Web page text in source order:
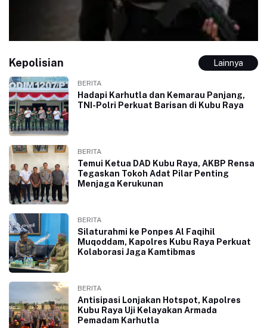
Kepolisian Lainnya
BERITA
Hadapi Karhutla dan Kemarau Panjang,
TNI-Polri Perkuat Barisan di Kubu Raya
BERITA
Temui Ketua DAD Kubu Raya, AKBP Rensa
Tegaskan Tokoh Adat Pilar Penting
Menjaga Kerukunan
BERITA
Silaturahmi ke Ponpes Al Faqihil
Muqoddam, Kapolres Kubu Raya Perkuat
Kolaborasi Jaga Kamtibmas
BERITA
Antisipasi Lonjakan Hotspot, Kapolres
Kubu Raya Uji Kelayakan Armada
Pemadam Karhutla